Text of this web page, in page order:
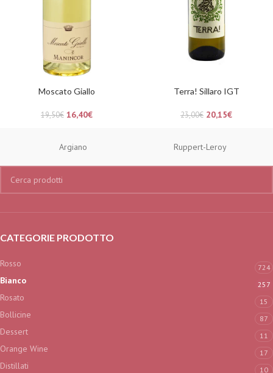
Moscato Giallo
19,50€ 16,40€
Terra! Sillaro IGT
23,00€ 20,15€
Argiano Ruppert-Leroy
CATEGORIE PRODOTTO
Rosso 724
Bianco 257
Rosato 15
Bollicine 87
Dessert 11
Orange Wine 17
Distillati 10